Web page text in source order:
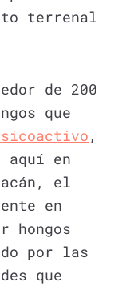
terrenal
de 200
que
,
aquí en
el
en
hongos
por las
que